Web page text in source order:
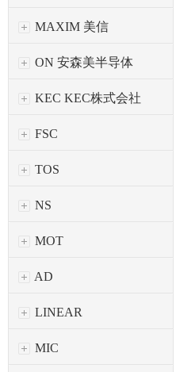
MAXIM 美信
ON 安森美半导体
KEC KEC株式会社
FSC
TOS
NS
MOT
AD
LINEAR
MIC